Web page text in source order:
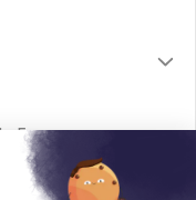
France